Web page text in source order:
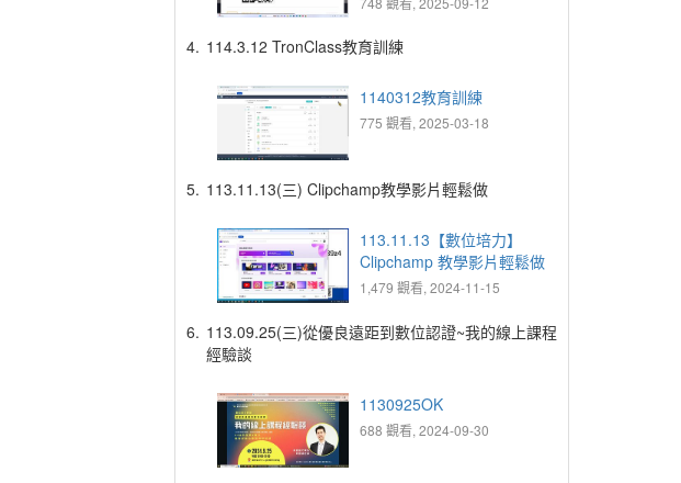
4. 114.3.12 TronClass教育訓練
1140312教育訓練
775 觀看, 2025-03-18
5. 113.11.13(三) Clipchamp教學影片輕鬆做
113.11.13【數位培力】
Clipchamp 教學影片輕鬆做
1,479 觀看, 2024-11-15
6. 113.09.25(三)從優良遠距到數位認證~我的線上課程
經驗談
1130925OK
688 觀看, 2024-09-30